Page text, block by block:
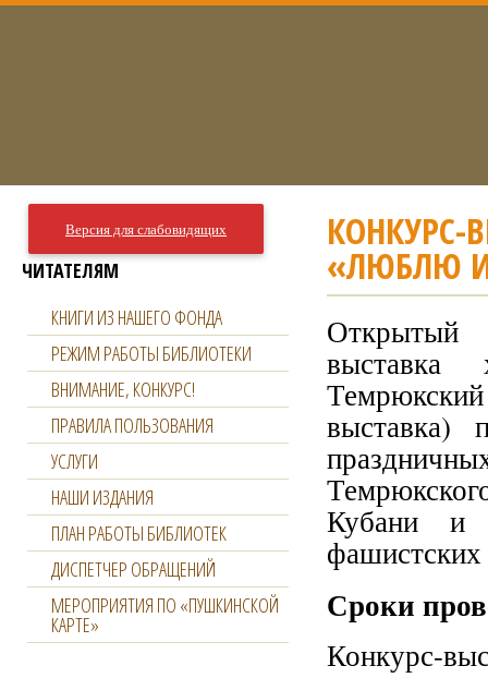
КОНКУРС-
«ЛЮБЛЮ
выставка
выставка)
Кубани и
фашистских
Сроки
Конкурс-
Версия для слабовидящих
ЧИТАТЕЛЯМ
КНИГИ ИЗ НАШЕГО ФОНДА
РЕЖИМ РАБОТЫ БИБЛИОТЕКИ
ВНИМАНИЕ, КОНКУРС!
ПРАВИЛА ПОЛЬЗОВАНИЯ
УСЛУГИ
НАШИ ИЗДАНИЯ
ПЛАН РАБОТЫ БИБЛИОТЕК
ДИСПЕТЧЕР ОБРАЩЕНИЙ
МЕРОПРИЯТИЯ ПО «ПУШКИНСКОЙ
КАРТЕ»